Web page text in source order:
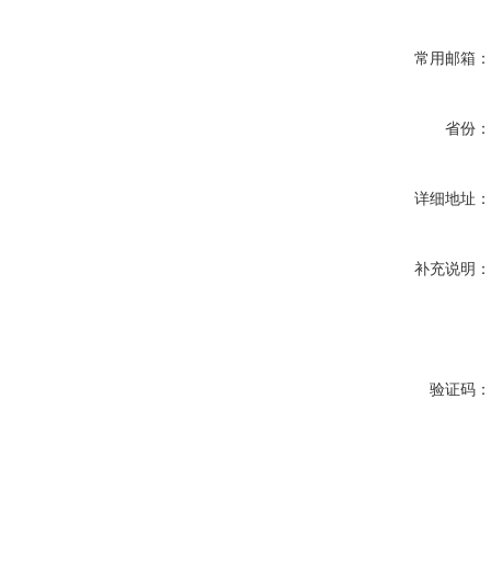
常用邮箱：
省份：
详细地址：
补充说明：
验证码：